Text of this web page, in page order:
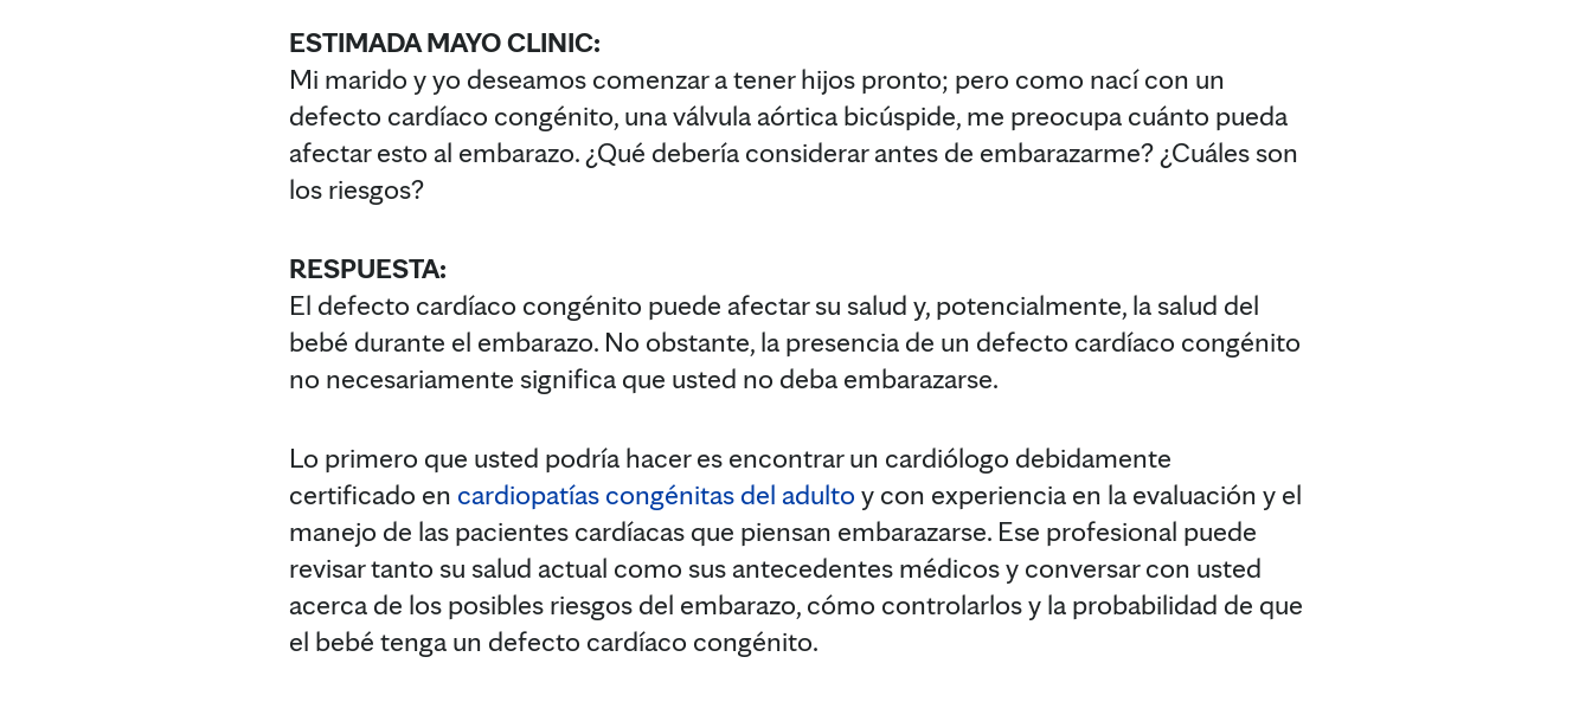
ESTIMADA MAYO CLINIC:
Mi marido y yo deseamos comenzar a tener hijos pronto; pero como nací con un
defecto cardíaco congénito, una válvula aórtica bicúspide, me preocupa cuánto pueda
afectar esto al embarazo. ¿Qué debería considerar antes de embarazarme? ¿Cuáles son
los riesgos?
RESPUESTA:
El defecto cardíaco congénito puede afectar su salud y, potencialmente, la salud del
bebé durante el embarazo. No obstante, la presencia de un defecto cardíaco congénito
no necesariamente significa que usted no deba embarazarse.
Lo primero que usted podría hacer es encontrar un cardiólogo debidamente
certificado en cardiopatías congénitas del adulto y con experiencia en la evaluación y el
manejo de las pacientes cardíacas que piensan embarazarse. Ese profesional puede
revisar tanto su salud actual como sus antecedentes médicos y conversar con usted
acerca de los posibles riesgos del embarazo, cómo controlarlos y la probabilidad de que
el bebé tenga un defecto cardíaco congénito.